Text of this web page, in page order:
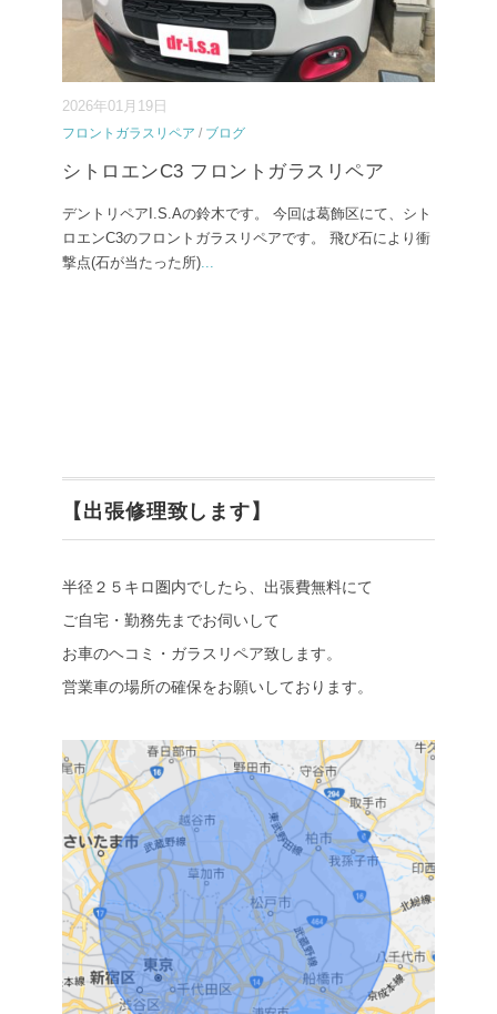
2026年01月19日
フロントガラスリペア / ブログ
シトロエンC3 フロントガラスリペア
デントリペアI.S.Aの鈴木です。 今回は葛飾区にて、シト
ロエンC3のフロントガラスリペアです。 飛び石により衝
撃点(石が当たった所)...
【出張修理致します】
半径２５キロ圏内でしたら、出張費無料にて
ご自宅・勤務先までお伺いして
お車のヘコミ・ガラスリペア致します。
営業車の場所の確保をお願いしております。